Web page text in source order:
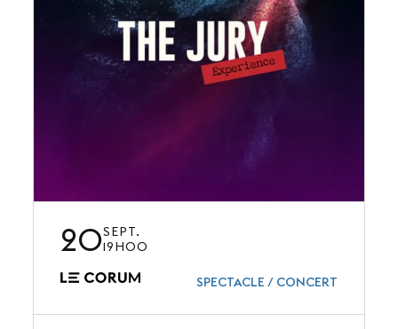
20SEPT.
19H00
SPECTACLE / CONCERT